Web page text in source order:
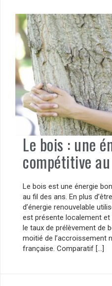
Le bois : une
compétitive
Le bois est une énergie
au fil des ans. En plus
d’énergie renouvelable
est présente localement et
le taux de prélèvement de
moitié de l’accroissement
française. Comparatif […]